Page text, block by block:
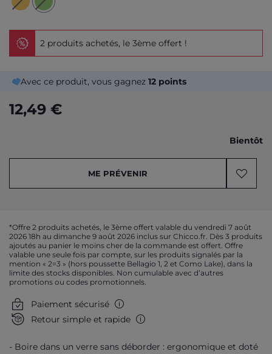
2 produits achetés, le 3ème offert !
Avec ce produit, vous gagnez 12 points
12,49 €
Bientôt
ME PRÉVENIR
*Offre 2 produits achetés, le 3ème offert valable du vendredi 7 août
2026 18h au dimanche 9 août 2026 inclus sur Chicco.fr. Dès 3 produits
ajoutés au panier le moins cher de la commande est offert. Offre
valable une seule fois par compte, sur les produits signalés par la
mention « 2=3 » (hors poussette Bellagio 1, 2 et Como Lake), dans la
limite des stocks disponibles. Non cumulable avec d’autres
promotions ou codes promotionnels.
Paiement sécurisé
Retour simple et rapide
Boire dans un verre sans déborder : ergonomique et doté